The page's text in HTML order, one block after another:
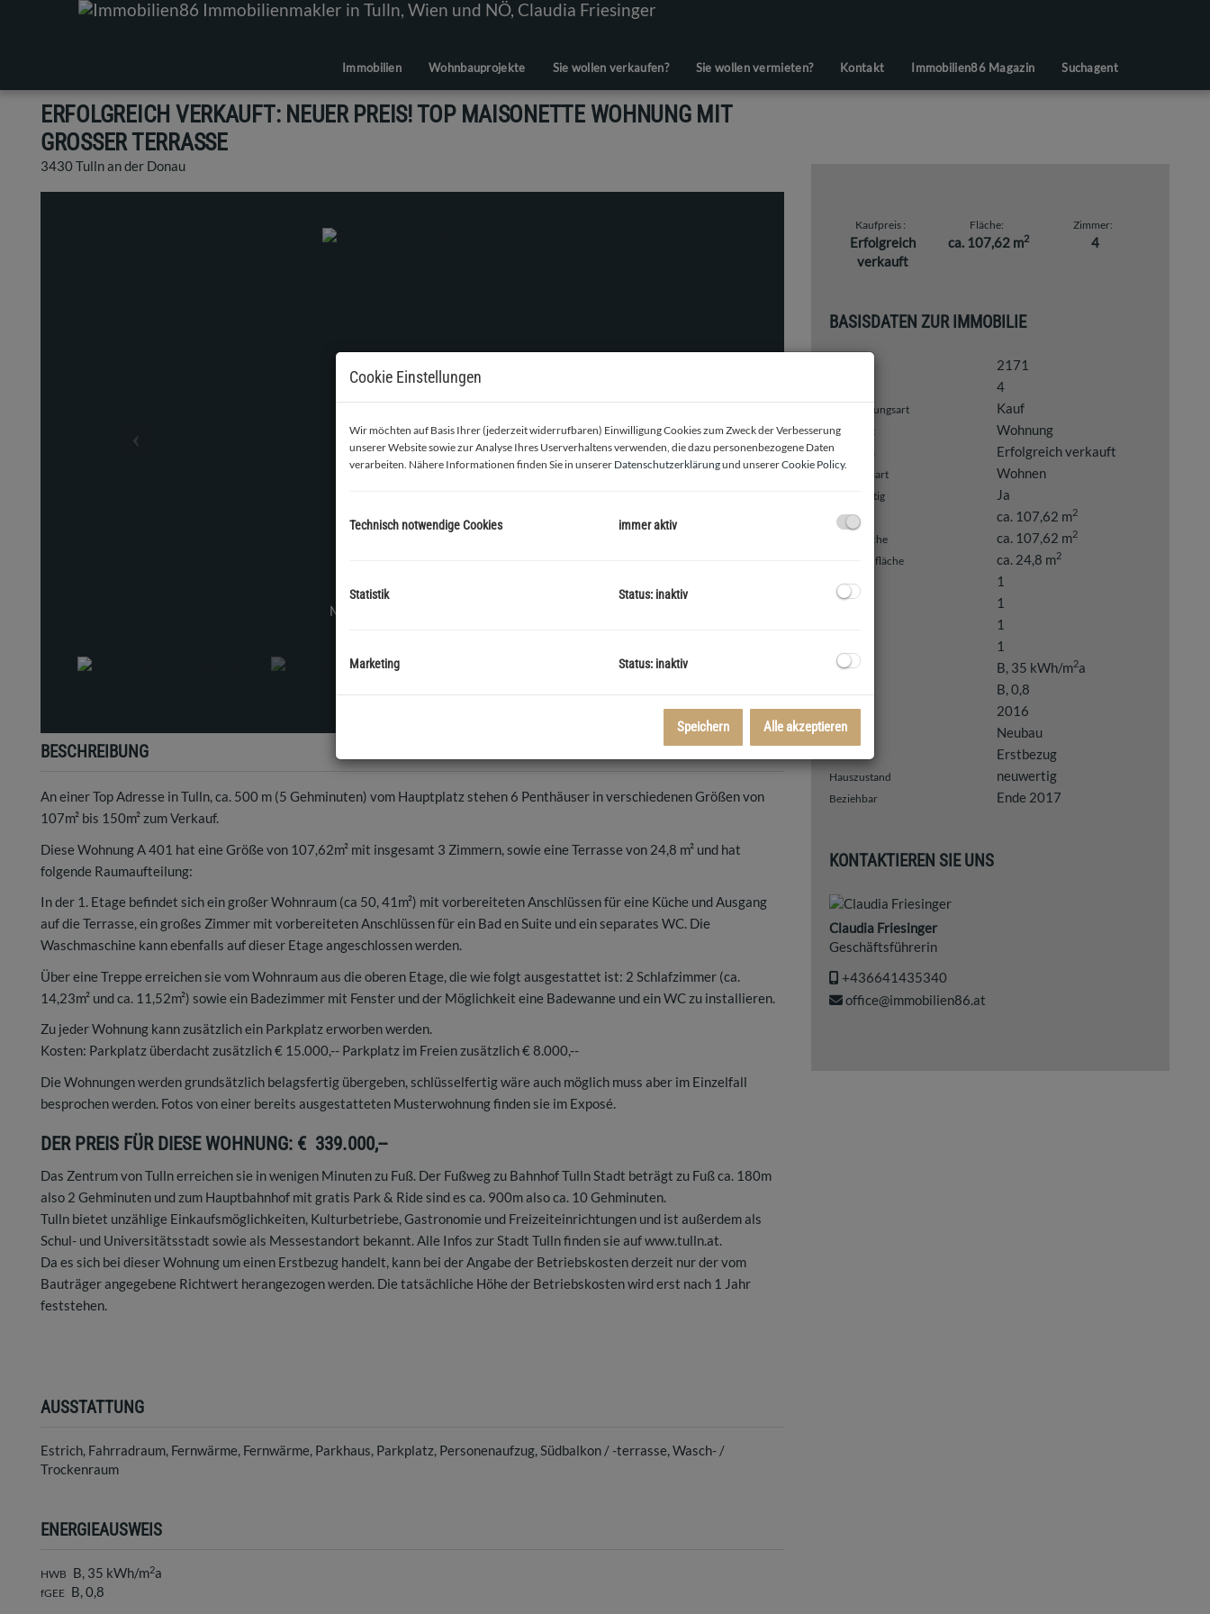
Immobilien Wohnbauprojekte Sie wollen verkaufen? Sie wollen vermieten? Kontakt Immobilien86 Magazin Suchagent
ERFOLGREICH VERKAUFT: NEUER PREIS! TOP MAISONETTE WOHNUNG MIT
GROSSER TERRASSE
3430 Tulln an der Donau
BESCHREIBUNG
An einer Top Adresse in Tulln, ca. 500 m (5 Gehminuten) vom Hauptplatz stehen 6 Penthäuser in verschiedenen Größen von
107m² bis 150m² zum Verkauf.
Diese Wohnung A 401 hat eine Größe von 107,62m² mit insgesamt 3 Zimmern, sowie eine Terrasse von 24,8 m² und hat
folgende Raumaufteilung:
In der 1. Etage befindet sich ein großer Wohnraum (ca 50, 41m²) mit vorbereiteten Anschlüssen für eine Küche und Ausgang
auf die Terrasse, ein großes Zimmer mit vorbereiteten Anschlüssen für ein Bad en Suite und ein separates WC. Die
Waschmaschine kann ebenfalls auf dieser Etage angeschlossen werden.
Über eine Treppe erreichen sie vom Wohnraum aus die oberen Etage, die wie folgt ausgestattet ist: 2 Schlafzimmer (ca.
14,23m² und ca. 11,52m²) sowie ein Badezimmer mit Fenster und der Möglichkeit eine Badewanne und ein WC zu installieren.
Zu jeder Wohnung kann zusätzlich ein Parkplatz erworben werden.
Kosten: Parkplatz überdacht zusätzlich € 15.000,-- Parkplatz im Freien zusätzlich € 8.000,--
Die Wohnungen werden grundsätzlich belagsfertig übergeben, schlüsselfertig wäre auch möglich muss aber im Einzelfall
besprochen werden. Fotos von einer bereits ausgestatteten Musterwohnung finden sie im Exposé.
DER PREIS FÜR DIESE WOHNUNG: € 339.000,--
Das Zentrum von Tulln erreichen sie in wenigen Minuten zu Fuß. Der Fußweg zu Bahnhof Tulln Stadt beträgt zu Fuß ca. 180m
also 2 Gehminuten und zum Hauptbahnhof mit gratis Park & Ride sind es ca. 900m also ca. 10 Gehminuten.
Tulln bietet unzählige Einkaufsmöglichkeiten, Kulturbetriebe, Gastronomie und Freizeiteinrichtungen und ist außerdem als
Schul- und Universitätsstadt sowie als Messestandort bekannt. Alle Infos zur Stadt Tulln finden sie auf www.tulln.at.
Da es sich bei dieser Wohnung um einen Erstbezug handelt, kann bei der Angabe der Betriebskosten derzeit nur der vom
Bauträger angegebene Richtwert herangezogen werden. Die tatsächliche Höhe der Betriebskosten wird erst nach 1 Jahr
feststehen.
AUSSTATTUNG
Estrich Fahrradraum Fernwärme Fernwärme Parkhaus Parkplatz Personenaufzug Südbalkon / -terrasse Wasch- /
Trockenraum
ENERGIEAUSWEIS
HWB B, 35 kWh/m2a
fGEE B, 0,8
Kaufpreis
Erfolgreich
verkauft
Fläche
ca. 107,62 m2
Zimmer
4
BASISDATEN ZUR IMMOBILIE
2171
4
Vermarktungsart Kauf
Objektart Wohnung
Kaufpreis Erfolgreich verkauft
Nutzungsart Wohnen
Belagsfertig Ja
Fläche ca. 107,62 m2
Wohnfläche ca. 107,62 m2
Terrassenfläche ca. 24,8 m2
Bäder 1
WC 1
1
1
HWB B, 35 kWh/m2a
B, 0,8
Baujahr 2016
Bauart Neubau
Erstbezug
Hauszustand neuwertig
Beziehbar Ende 2017
KONTAKTIEREN SIE UNS
Claudia Friesinger
Geschäftsführerin
+436641435340
office@immobilien86.at
Cookie Einstellungen
Wir möchten auf Basis Ihrer (jederzeit widerrufbaren) Einwilligung Cookies zum Zweck der Verbesserung
unserer Website sowie zur Analyse Ihres Userverhaltens verwenden, die dazu personenbezogene Daten
verarbeiten. Nähere Informationen finden Sie in unserer Datenschutzerklärungund unsererCookie Policy.
Technisch notwendige Cookies immer aktiv
Statistik Status: inaktiv
Marketing Status: inaktiv
Speichern Alle akzeptieren